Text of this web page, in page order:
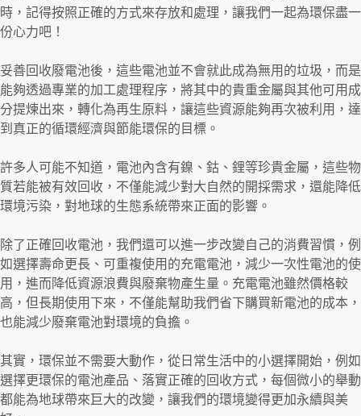
時，記得按照正確的方式來存放和處理，讓我們一起為環保盡一
份心力吧！
妥善回收廢電池後，這些電池並不會就此成為無用的垃圾，而是
能夠透過專業的加工處理程序，將其中的貴重金屬與其他可用成
分提煉出來，轉化為再生原料，讓這些資源能夠再次被利用，達
到真正的循環經濟與節能環保的目標。
許多人可能不知道，電池內含有鎳、鈷、鋰等珍貴金屬，這些物
質若能被有效回收，不僅能減少對大自然的開採需求，還能降低
環境污染，對地球的生態系統帶來正面的影響。
除了正確回收電池，我們還可以進一步改變自己的消費習慣，例
如選擇壽命更長、可重複使用的充電電池，減少一次性電池的使
用，進而降低資源浪費與廢棄物產生量。充電電池雖然價格較
高，但長期使用下來，不僅能幫助我們省下購買新電池的成本，
也能減少廢棄電池對環境的負擔。
其實，環保並不需要大動作，從日常生活中的小選擇開始，例如
選擇更環保的電池產品、落實正確的回收方式，每個微小的舉動
都能為地球帶來巨大的改變，讓我們的環境變得更加永續與美